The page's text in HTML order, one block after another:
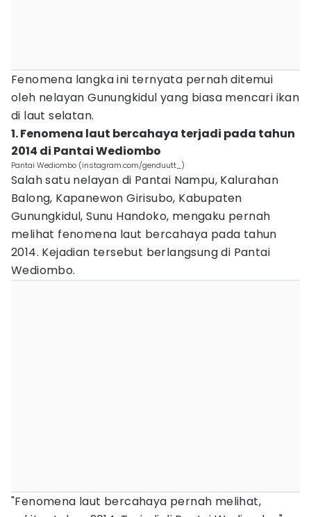
Fenomena langka ini ternyata pernah ditemui
oleh nelayan Gunungkidul yang biasa mencari ikan
di laut selatan.
1. Fenomena laut bercahaya terjadi pada tahun
2014 di Pantai Wediombo‎
Pantai Wediombo (instagram.com/genduutt_)
Salah satu nelayan di Pantai Nampu, Kalurahan
Balong, Kapanewon Girisubo, Kabupaten
Gunungkidul, Sunu Handoko, mengaku pernah
melihat fenomena laut bercahaya pada tahun
2014. Kejadian tersebut berlangsung di Pantai
Wediombo.
"Fenomena laut bercahaya pernah melihat,